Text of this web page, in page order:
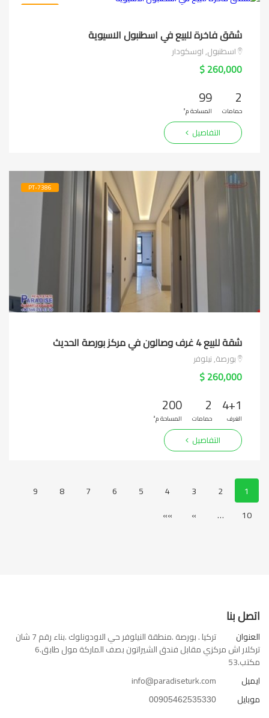
PT-7387
شقق فاخرة للبيع في اسطنبول الاسيوية
اسطنبول, اوسكودار
260,000 $
2
حمامات
99
المساحة م²
التفاصيل
PT-7386
شقة للبيع 4 غرف وصالون في مركز بورصة الحديث
بورصة, نيلوفر
260,000 $
4+1
الغرف
2
حمامات
200
المساحة م²
التفاصيل
1
2
3
4
5
6
7
8
9
10
…
»
»»
اتصل بنا
العنوان
تركيا . بورصة .منطقة النيلوفر حي الاودونلوك .بناء رقم 7 شان
تركلار اش مركزي مقابل فندق الشيراتون بصف الماركة مول طابق.6
مكتب.53
ايميل
info@paradiseturk.com
موبايل
00905462535330